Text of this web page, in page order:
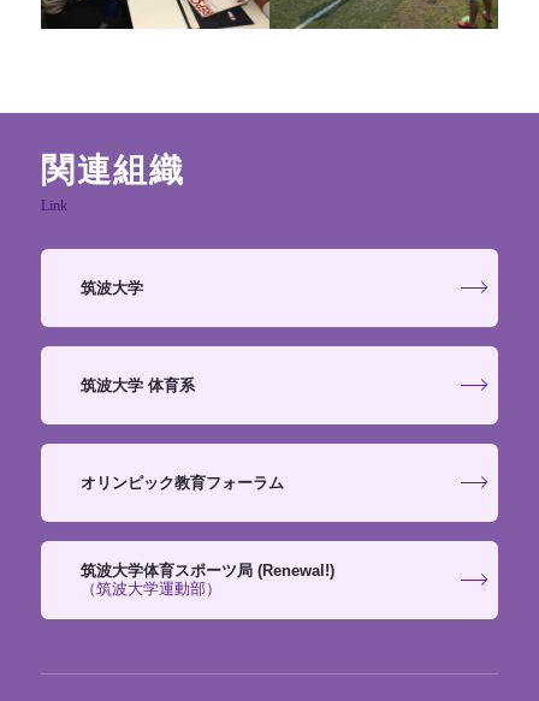
関連組織
Link
筑波大学
筑波大学 体育系
オリンピック教育フォーラム
筑波大学体育スポーツ局 (Renewal!)
（筑波大学運動部）